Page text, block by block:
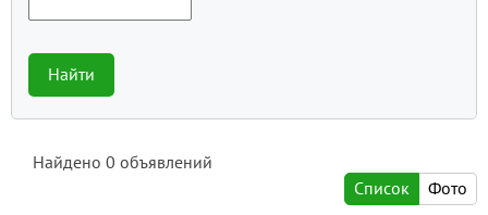
Найти
Найдено 0 объявлений
Список
Фото